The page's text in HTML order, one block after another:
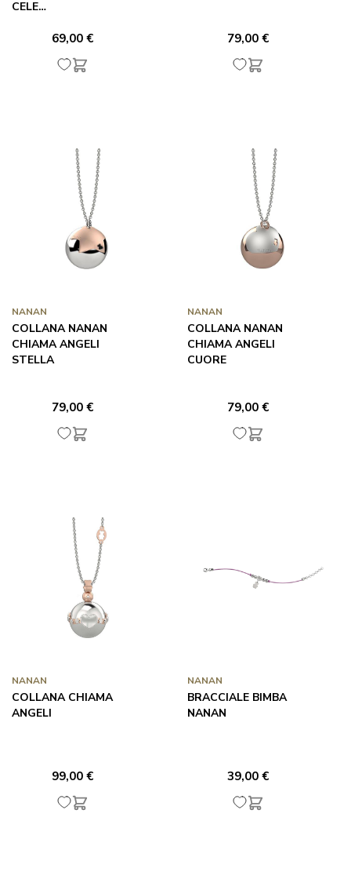
CELE…
69,00 € 79,00 €
NANAN
COLLANA NANAN
CHIAMA ANGELI
STELLA
79,00 €
NANAN
COLLANA NANAN
CHIAMA ANGELI
CUORE
79,00 €
NANAN
COLLANA CHIAMA
ANGELI
99,00 €
NANAN
BRACCIALE BIMBA
NANAN
39,00 €